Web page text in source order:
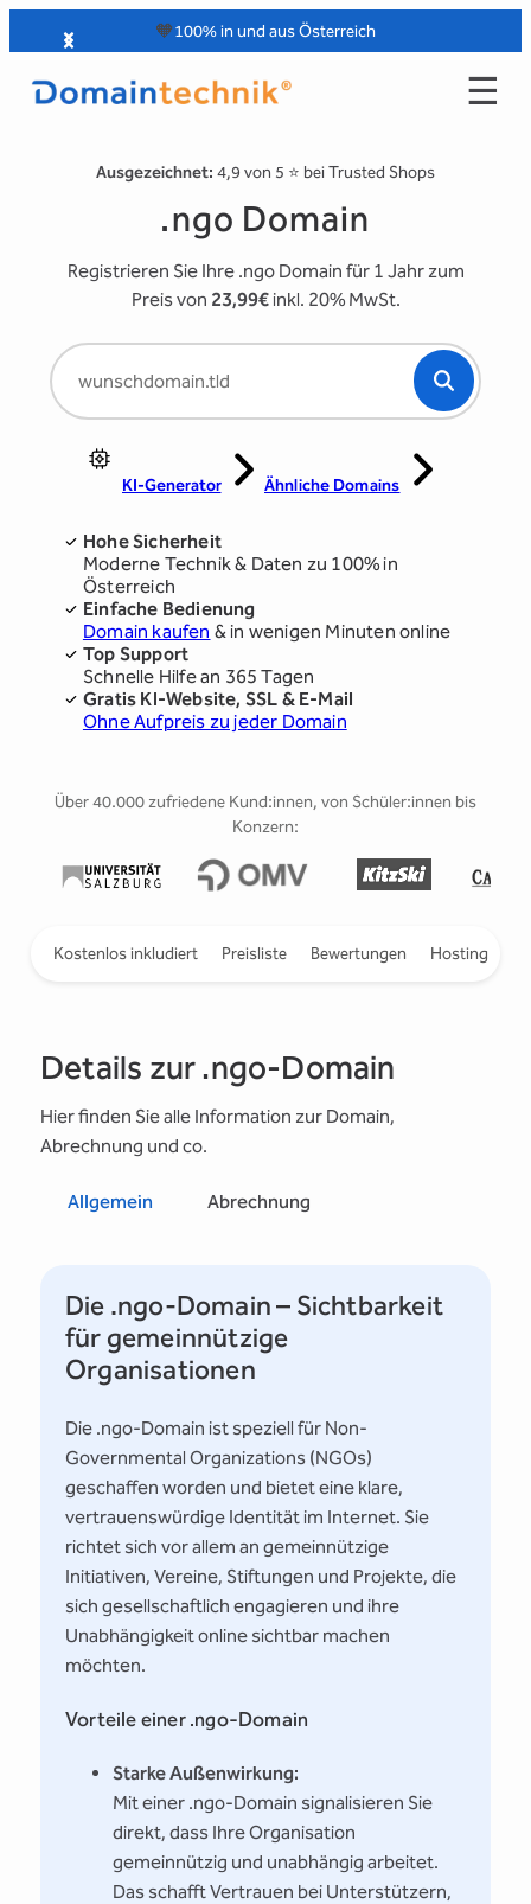
Inhalt
springen
🧡100% in und aus Österreich
☰
Ausgezeichnet: 4,9 von 5 ⭐️ bei Trusted Shops
.ngo Domain
Registrieren Sie Ihre .ngo Domain für 1 Jahr zum
Preis von 23,99€inkl. 20% MwSt.
KI-Generator Ähnliche Domains
Hohe Sicherheit
Moderne Technik & Daten zu 100% in
Österreich
Einfache Bedienung
Domain kaufen & in wenigen Minuten online
Top Support
Schnelle Hilfe an 365 Tagen
Gratis KI-Website, SSL & E-Mail
Ohne Aufpreis zu jeder Domain
Über 40.000 zufriedene Kund:innen, von Schüler:innen bis
Konzern:
Kostenlos inkludiert Preisliste Bewertungen Hosting
Details zur .ngo-Domain
Hier finden Sie alle Information zur Domain,
Abrechnung und co.
Allgemein Abrechnung
Die .ngo-Domain – Sichtbarkeit
für gemeinnützige
Organisationen
Die .ngo-Domain ist speziell für Non-
Governmental Organizations (NGOs)
geschaffen worden und bietet eine klare,
vertrauenswürdige Identität im Internet. Sie
richtet sich vor allem an gemeinnützige
Initiativen, Vereine, Stiftungen und Projekte, die
sich gesellschaftlich engagieren und ihre
Unabhängigkeit online sichtbar machen
möchten.
Vorteile einer .ngo-Domain
Starke Außenwirkung:
Mit einer .ngo-Domain signalisieren Sie
direkt, dass Ihre Organisation
gemeinnützig und unabhängig arbeitet.
Das schafft Vertrauen bei Unterstützern,